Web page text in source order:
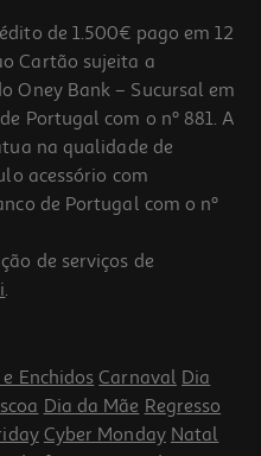
de 1.500€ pago em 12
Cartão sujeita a
Oney Bank – Sucursal em
Portugal com o nº 881. A
na qualidade de
acessório com
de Portugal com o nº
de serviços de
.
Enchidos Carnaval Dia
Dia da Mãe Regresso
Cyber Monday Natal